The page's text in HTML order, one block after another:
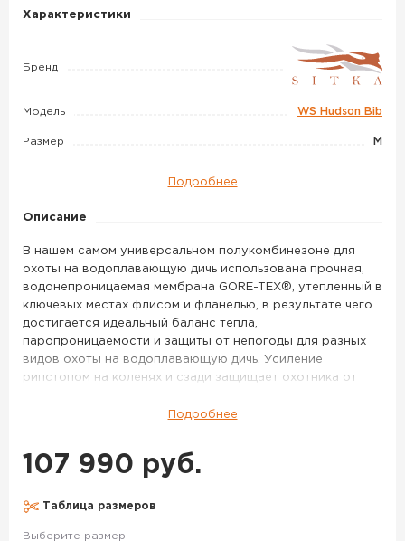
Hudson
цвет
Marsh
Характеристики
Бренд
Модель WS Hudson Bib
Размер M
Подробнее
Описание
В нашем самом универсальном полукомбинезоне для
охоты на водоплавающую дичь использована прочная,
водонепроницаемая мембрана GORE-TEX®, утепленный в
ключевых местах флисом и фланелью, в результате чего
достигается идеальный баланс тепла,
паропроницаемости и защиты от непогоды для разных
видов охоты на водоплавающую дичь. Усиление
рипстопом на коленях и сзади защищает охотника от
TEX® с технологией STRETCH, использованный во
водонепроницаемости. Съемные наколенники и
раздвигающиеся карманы для патронов добавляют
тех продолжительных охотах, когда уткам и гусям не
Подробнее
107 990 руб.
Таблица размеров
Выберите размер: